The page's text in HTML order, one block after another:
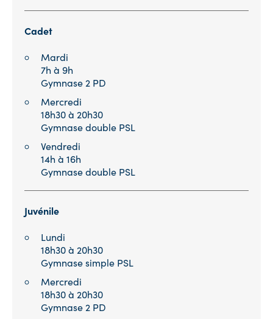
Cadet
Mardi
7h à 9h
Gymnase 2 PD
Mercredi
18h30 à 20h30
Gymnase double PSL
Vendredi
14h à 16h
Gymnase double PSL
Juvénile
Lundi
18h30 à 20h30
Gymnase simple PSL
Mercredi
18h30 à 20h30
Gymnase 2 PD